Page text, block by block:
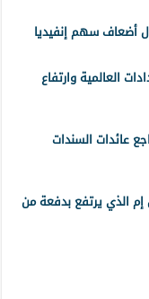
سهم إنفيديا
عودة الإمدادات العالمية وارتفاع
عائدات السندات
الذي يرتفع بدفعة من